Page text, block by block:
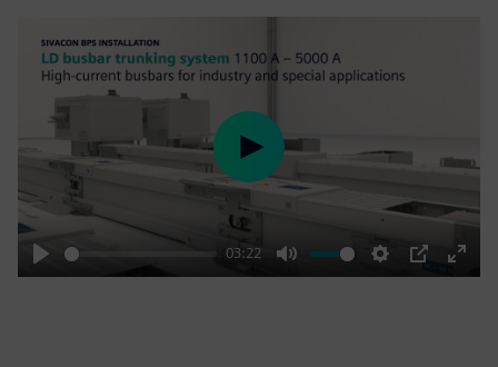
Play
03:22
Mute Settings
PIP
Enter
Play